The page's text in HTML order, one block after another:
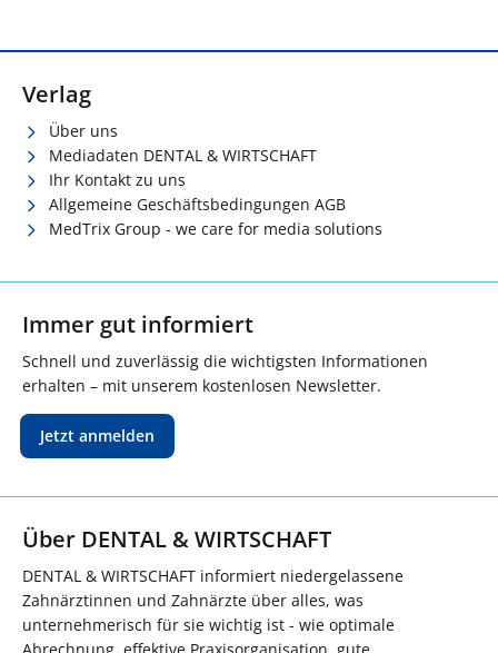
Verlag
Über uns
Mediadaten DENTAL & WIRTSCHAFT
Ihr Kontakt zu uns
Allgemeine Geschäftsbedingungen AGB
MedTrix Group - we care for media solutions
Immer gut informiert
Schnell und zuverlässig die wichtigsten Informationen
erhalten – mit unserem kostenlosen Newsletter.
Jetzt anmelden
Über DENTAL & WIRTSCHAFT
DENTAL & WIRTSCHAFT informiert niedergelassene
Zahnärztinnen und Zahnärzte über alles, was
unternehmerisch für sie wichtig ist - wie optimale
Abrechnung, effektive Praxisorganisation, gute